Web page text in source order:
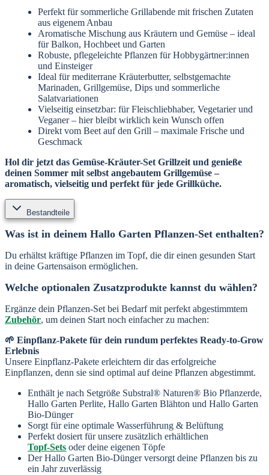
Perfekt für sommerliche Grillabende mit frischen Zutaten
aus eigenem Anbau
Aromatische Mischung aus Kräutern und Gemüse – ideal
für Balkon, Hochbeet und Garten
Robuste, pflegeleichte Pflanzen für Hobbygärtner:innen
und Einsteiger
Ideal für mediterrane Kräuterbutter, selbstgemachte
Marinaden, Grillgemüse, Dips und sommerliche
Salatvariationen
Vielseitig einsetzbar: für Fleischliebhaber, Vegetarier und
Veganer – hier bleibt wirklich kein Wunsch offen
Direkt vom Beet auf den Grill – maximale Frische und
Geschmack
Hol dir jetzt das Gemüse-Kräuter-Set Grillzeit und genieße
deinen Sommer mit selbst angebautem Grillgemüse –
aromatisch, vielseitig und perfekt für jede Grillküche.
Bestandteile
Was ist in deinem Hallo Garten Pflanzen-Set enthalten?
Du erhältst kräftige Pflanzen im Topf, die dir einen gesunden Start
in deine Gartensaison ermöglichen.
Welche optionalen Zusatzprodukte kannst du wählen?
Ergänze dein Pflanzen-Set bei Bedarf mit perfekt abgestimmtem
Zubehör, um deinen Start noch einfacher zu machen:
🌱 Einpflanz-Pakete für dein rundum perfektes Ready-to-Grow
Erlebnis
Unsere Einpflanz-Pakete erleichtern dir das erfolgreiche
Einpflanzen, denn sie sind optimal auf deine Pflanzen abgestimmt.
Enthält je nach Setgröße Substral® Naturen® Bio Pflanzerde,
Hallo Garten Perlite, Hallo Garten Blähton und Hallo Garten
Bio-Dünger
Sorgt für eine optimale Wasserführung & Belüftung
Perfekt dosiert für unsere zusätzlich erhältlichen
Topf-Sets oder deine eigenen Töpfe
Der Hallo Garten Bio-Dünger versorgt deine Pflanzen bis zu
ein Jahr zuverlässig